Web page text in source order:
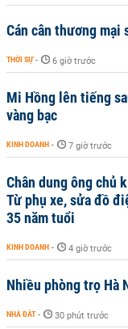
Cán cân thương mại
THỜI SỰ - 6 giờ trước
Mi Hồng lên tiếng
vàng bạc
KINH DOANH - 7 giờ trước
Chân dung ông chủ
Từ phụ xe, sửa đồ
35 năm tuổi
KINH DOANH - 4 giờ trước
Nhiều phòng trọ Hà
NHÀ ĐẤT - 30 phút trước